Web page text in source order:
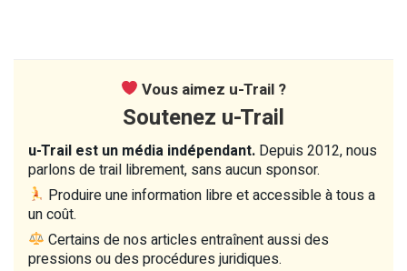
Vous aimez u-Trail ?
Soutenez u-Trail
u-Trail est un média indépendant. Depuis 2012, nous
parlons de trail librement, sans aucun sponsor.
Produire une information libre et accessible à tous a
un coût.
Certains de nos articles entraînent aussi des
pressions ou des procédures juridiques.